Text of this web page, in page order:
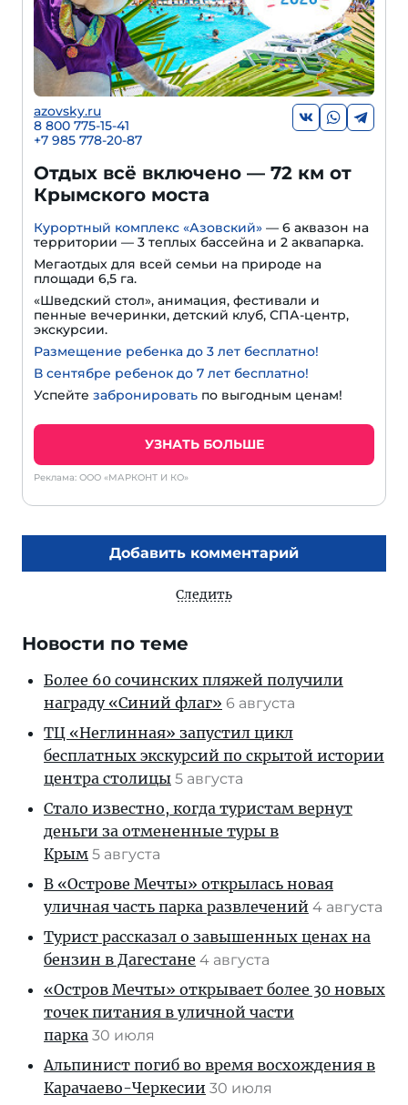
azovsky.ru
8 800 775-15-41
+7 985 778-20-87
Отдых всё включено — 72 км от
Крымского моста
Курортный комплекс «Азовский» — 6 аквазон на
территории — 3 теплых бассейна и 2 аквапарка.
Мегаотдых для всей семьи на природе на
площади 6,5 га.
«Шведский стол», анимация, фестивали и
пенные вечеринки, детский клуб, СПА-центр,
экскурсии.
Размещение ребенка до 3 лет бесплатно!
В сентябре ребенок до 7 лет бесплатно!
Успейте забронировать по выгодным ценам!
УЗНАТЬ БОЛЬШЕ
Реклама: ООО «МАРКОНТ И КО»
Добавить комментарий
Следить
Новости по теме
Более 60 сочинских пляжей получили
награду «Синий флаг» 6 августа
ТЦ «Неглинная» запустил цикл
бесплатных экскурсий по скрытой истории
центра столицы 5 августа
Стало известно, когда туристам вернут
деньги за отмененные туры в
Крым 5 августа
В «Острове Мечты» открылась новая
уличная часть парка развлечений 4 августа
Турист рассказал о завышенных ценах на
бензин в Дагестане 4 августа
«Остров Мечты» открывает более 30 новых
точек питания в уличной части
парка 30 июля
Альпинист погиб во время восхождения в
Карачаево-Черкесии 30 июля